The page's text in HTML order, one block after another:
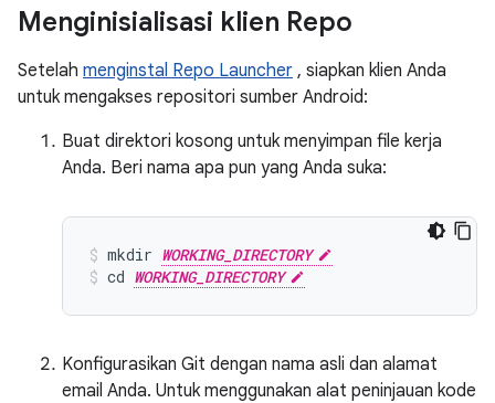
Menginisialisasi klien Repo
Setelah menginstal Repo Launcher , siapkan klien Anda
untuk mengakses repositori sumber Android:
Buat direktori kosong untuk menyimpan file kerja
Anda. Beri nama apa pun yang Anda suka:
mkdir WORKING_DIRECTORY
cd WORKING_DIRECTORY
Konfigurasikan Git dengan nama asli dan alamat
email Anda. Untuk menggunakan alat peninjauan kode